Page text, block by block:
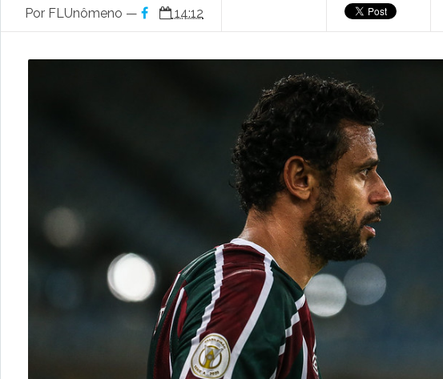
Por FLUnômeno — 14:12